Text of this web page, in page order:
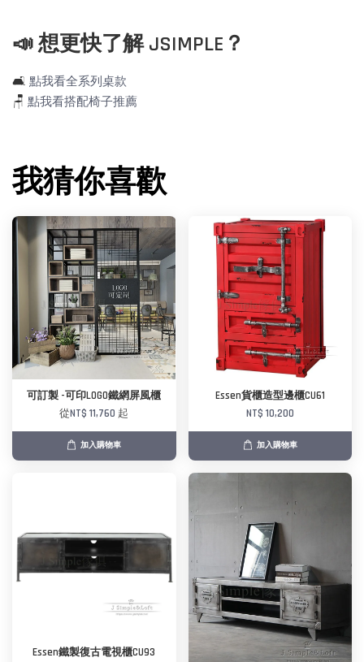
📣 想更快了解 JSIMPLE？
🛋️ 點我看全系列桌款
🪑 點我看搭配椅子推薦
我猜你喜歡
可訂製 -可印LOGO鐵網屏風櫃
從NT$ 11,760 起
加入購物車
Essen貨櫃造型邊櫃CU61
NT$ 10,200
加入購物車
Essen鐵製復古電視櫃CU93